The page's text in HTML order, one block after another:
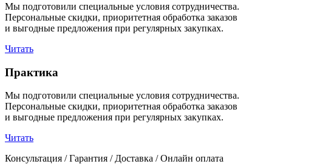
Мы подготовили специальные условия сотрудничества.
Персональные скидки, приоритетная обработка заказов
и выгодные предложения при регулярных закупках.
Читать
Практика
Мы подготовили специальные условия сотрудничества.
Персональные скидки, приоритетная обработка заказов
и выгодные предложения при регулярных закупках.
Читать
Консультация / Гарантия / Доставка / Онлайн оплата